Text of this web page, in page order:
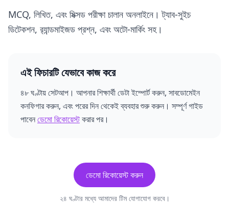
MCQ, লিখিত, এবং মিক্সড পরীক্ষা চালান অনলাইনে। ট্যাব-সুইচ
ডিটেকশন, র‍্যান্ডমাইজড প্রশ্ন, এবং অটো-মার্কিং সহ।
এই ফিচারটি যেভাবে কাজ করে
৪৮ ঘণ্টায় সেটআপ। আপনার শিক্ষার্থী ডেটা ইম্পোর্ট করুন, সাবডোমেইন
কনফিগার করুন, এবং পরের দিন থেকেই ব্যবহার শুরু করুন। সম্পূর্ণ গাইড
পাবেনডেমো রিকোয়েস্টকরার পর।
ডেমো রিকোয়েস্ট করুন
২৪ ঘণ্টার মধ্যে আমাদের টিম যোগাযোগ করবে।